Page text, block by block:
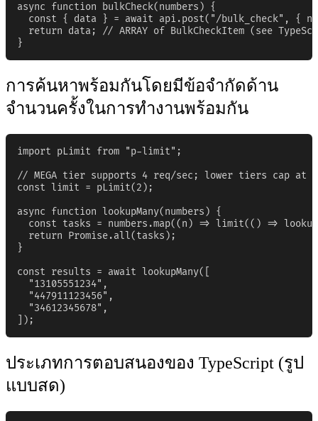
async function bulkCheck(numbers) {
const { data } = await api.post("/bulk_check", {
return data; // ARRAY of BulkCheckItem (see
}
การค้นหาพร้อมกันโดยมีข้อจำกัดด้าน
จำนวนครั้งในการทำงานพร้อมกัน
import pLimit from "p-limit";
// MEGA tier supports 4 req/sec; lower tiers cap at
const limit = pLimit(2);
async function lookupMany(numbers) {
const tasks = numbers.map((n) => limit(() =>
  return Promise.all(tasks);
}
const results = await lookupMany([
  "13105551234",
  "447911123456",
  "34612345678",
]);
ประเภทการตอบสนองของ TypeScript (รูป
แบบสด)